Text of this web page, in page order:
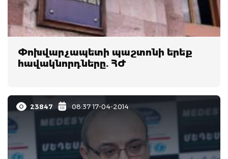
Փոխվարչապետի պաշտոնի երեք
հավակնորդները. ՀԺ
23847 08:37 17-04-2014